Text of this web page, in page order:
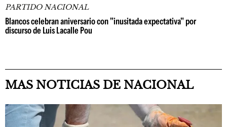
PARTIDO NACIONAL
Blancos celebran aniversario con "inusitada expectativa" por
discurso de Luis Lacalle Pou
MAS NOTICIAS DE NACIONAL